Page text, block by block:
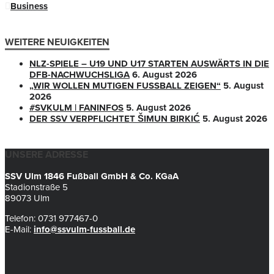
Business
WEITERE NEUIGKEITEN
NLZ-SPIELE – U19 UND U17 STARTEN AUSWÄRTS IN DIE
DFB-NACHWUCHSLIGA 6. August 2026
„WIR WOLLEN MUTIGEN FUSSBALL ZEIGEN“
5. August
2026
#SVKULM | FANINFOS 5. August 2026
DER SSV VERPFLICHTET ŠIMUN BIRKIĆ 5. August 2026
UNSERE ADRESSE
SSV Ulm 1846 Fußball GmbH & Co. KGaA
Stadionstraße 5
89073 Ulm
Telefon: 0731 977467-0
E-Mail: info@ssvulm-fussball.de